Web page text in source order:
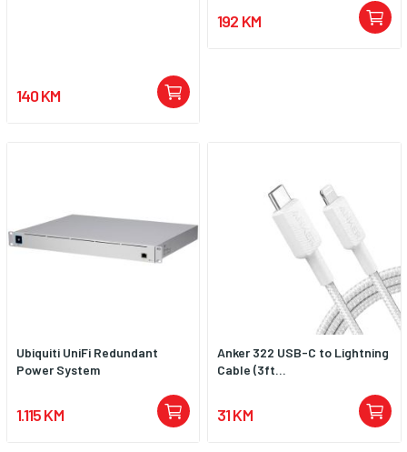
140 KM
192 KM
Ubiquiti UniFi Redundant
Power System
1.115 KM
Anker 322 USB-C to Lightning
Cable (3ft...
31 KM